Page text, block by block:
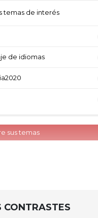
temas de interés
de idiomas
sus temas
CONTRASTES